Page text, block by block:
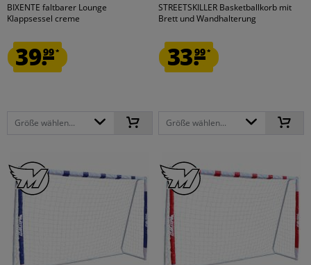
BIXENTE faltbarer Lounge
Klappsessel creme
39.99*
Größe wählen...
STREETSKILLER Basketballkorb mit
Brett und Wandhalterung
33.99*
Größe wählen...